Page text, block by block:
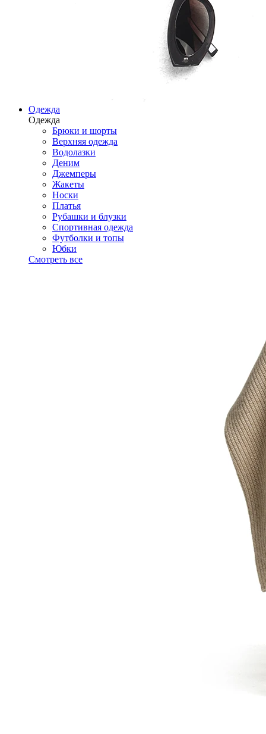
Одежда
Одежда
Брюки и шорты
Верхняя одежда
Водолазки
Деним
Джемперы
Жакеты
Носки
Платья
Рубашки и блузки
Спортивная одежда
Футболки и топы
Юбки
Смотреть все